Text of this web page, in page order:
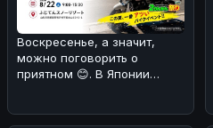
Воскресенье, а значит,
можно поговорить о
приятном 😊. В Японии